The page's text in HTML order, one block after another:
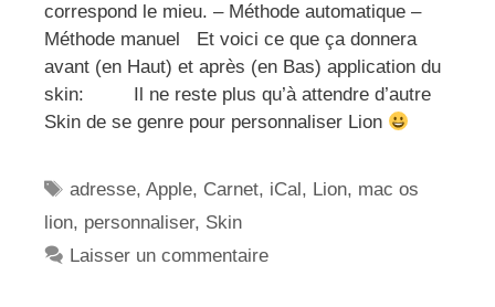
correspond le mieu. – Méthode automatique –
Méthode manuel Et voici ce que ça donnera
avant (en Haut) et après (en Bas) application du
skin: Il ne reste plus qu’à attendre d’autre
Skin de se genre pour personnaliser Lion
Étiquettes
adresse,Apple, Carnet, iCal , Lion, mac os
lion, personnaliser, Skin
Laisser un commentaire